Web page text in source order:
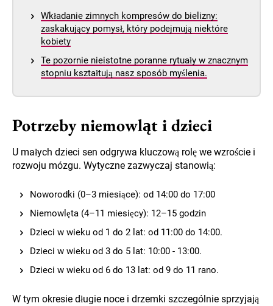
Wkładanie zimnych kompresów do bielizny:
zaskakujący pomysł, który podejmują niektóre
kobiety
Te pozornie nieistotne poranne rytuały w znacznym
stopniu kształtują nasz sposób myślenia.
Potrzeby niemowląt i dzieci
U małych dzieci sen odgrywa kluczową rolę we wzroście i
rozwoju mózgu. Wytyczne zazwyczaj stanowią:
Noworodki (0–3 miesiące): od 14:00 do 17:00
Niemowlęta (4–11 miesięcy): 12–15 godzin
Dzieci w wieku od 1 do 2 lat: od 11:00 do 14:00.
Dzieci w wieku od 3 do 5 lat: 10:00 - 13:00.
Dzieci w wieku od 6 do 13 lat: od 9 do 11 rano.
W tym okresie długie noce i drzemki szczególnie sprzyjają